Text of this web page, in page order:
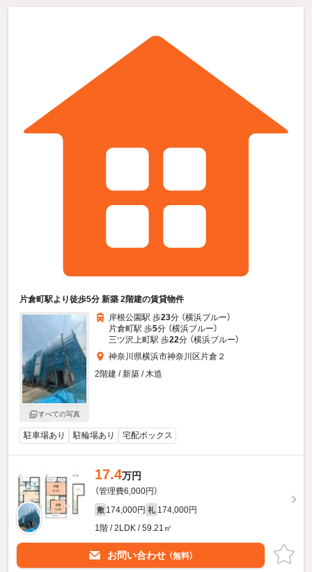
片倉町駅より徒歩5分 新築 2階建の賃貸物件
すべての写真
岸根公園駅 歩23分 （横浜ブルー）
片倉町駅 歩5分 （横浜ブルー）
三ツ沢上町駅 歩22分 （横浜ブルー）
神奈川県横浜市神奈川区片倉２
2階建 / 新築 / 木造
駐車場あり 駐輪場あり 宅配ボックス
17.4万円
（管理費6,000円）
敷 174,000円 礼 174,000円
1階 / 2LDK / 59.21㎡
お問い合わせ （無料）